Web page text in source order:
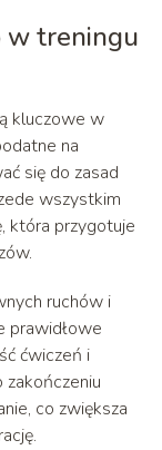
w treningu
kluczowe w
na
się do zasad
wszystkim
która przygotuje
ruchów i
prawidłowe
ćwiczeń i
zakończeniu
co zwiększa